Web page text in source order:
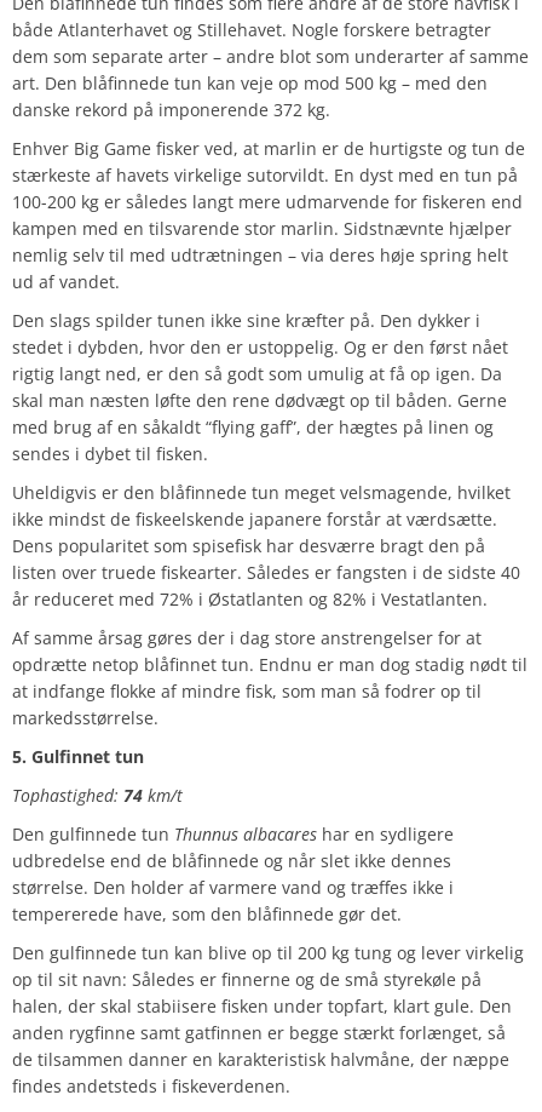
både Atlanterhavet og Stillehavet. Nogle forskere betragter
dem som separate arter – andre blot som underarter af samme
art. Den blåfinnede tun kan veje op mod 500 kg – med den
danske rekord på imponerende 372 kg.
Enhver Big Game fisker ved, at marlin er de hurtigste og tun de
stærkeste af havets virkelige sutorvildt. En dyst med en tun på
100-200 kg er således langt mere udmarvende for fiskeren end
kampen med en tilsvarende stor marlin. Sidstnævnte hjælper
nemlig selv til med udtrætningen – via deres høje spring helt
ud af vandet.
Den slags spilder tunen ikke sine kræfter på. Den dykker i
stedet i dybden, hvor den er ustoppelig. Og er den først nået
rigtig langt ned, er den så godt som umulig at få op igen. Da
skal man næsten løfte den rene dødvægt op til båden. Gerne
med brug af en såkaldt “flying gaff”, der hægtes på linen og
sendes i dybet til fisken.
Uheldigvis er den blåfinnede tun meget velsmagende, hvilket
ikke mindst de fiskeelskende japanere forstår at værdsætte.
Dens popularitet som spisefisk har desværre bragt den på
listen over truede fiskearter. Således er fangsten i de sidste 40
år reduceret med 72% i Østatlanten og 82% i Vestatlanten.
Af samme årsag gøres der i dag store anstrengelser for at
opdrætte netop blåfinnet tun. Endnu er man dog stadig nødt til
at indfange flokke af mindre fisk, som man så fodrer op til
markedsstørrelse.
5. Gulfinnet tun
Tophastighed: 74 km/t
Den gulfinnede tun Thunnus albacares har en sydligere
udbredelse end de blåfinnede og når slet ikke dennes
størrelse. Den holder af varmere vand og træffes ikke i
tempererede have, som den blåfinnede gør det.
Den gulfinnede tun kan blive op til 200 kg tung og lever virkelig
op til sit navn: Således er finnerne og de små styrekøle på
halen, der skal stabiisere fisken under topfart, klart gule. Den
anden rygfinne samt gatfinnen er begge stærkt forlænget, så
de tilsammen danner en karakteristisk halvmåne, der næppe
findes andetsteds i fiskeverdenen.